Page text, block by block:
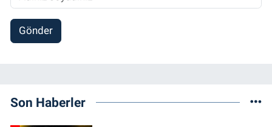
Gönder
Son Haberler